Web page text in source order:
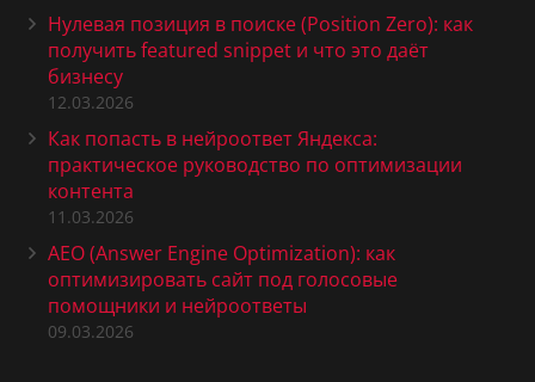
Нулевая позиция в поиске (Position Zero): как
получить featured snippet и что это даёт
бизнесу
12.03.2026
Как попасть в нейроответ Яндекса:
практическое руководство по оптимизации
контента
11.03.2026
AEO (Answer Engine Optimization): как
оптимизировать сайт под голосовые
помощники и нейроответы
09.03.2026